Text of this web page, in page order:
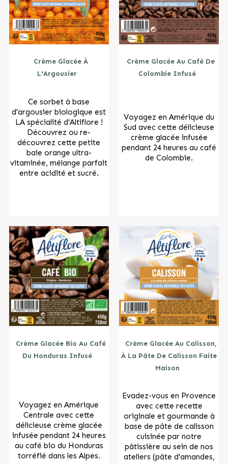
Crème Glacée À
L'Argousier
Ce sorbet à base
d'argousier biologique est
LA spécialité d'Altiflore !
Découvrez ou re-
découvrez cette petite
baie orange ultra-
vitaminée, mélange parfait
entre acidité et sucré.
Crème Glacée Au Café De
Colombie Infusé
Voyagez en Amérique du
Sud avec cette délicieuse
crème glacée infusée
pendant 24 heures au café
de Colombie.
Crème Glacée Bio Au Café
Du Honduras Infusé
Voyagez en Amérique
Centrale avec cette
délicieuse crème glacée
infusée pendant 24 heures
au café bio du Honduras
torréfié dans les Alpes.
Crème Glacée Au Calisson,
À La Pâte De Calisson Faite
Maison
Evadez-vous en Provence
avec cette recette
originale et gourmande à
base de pâte de calisson
cuisinée par notre
pâtissière au sein de nos
ateliers (pâte d'amandes,